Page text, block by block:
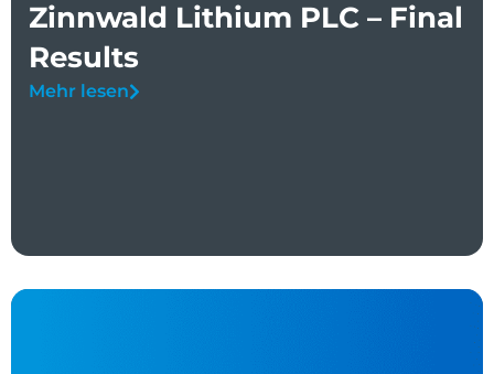
Zinnwald Lithium PLC – Final
Results
Mehr lesen